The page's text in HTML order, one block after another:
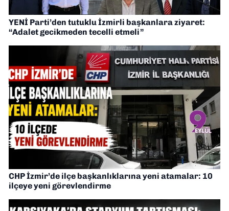
YENİ Parti’den tutuklu İzmirli başkanlara ziyaret:
“Adalet gecikmeden tecelli etmeli”
CHP İzmir’de ilçe başkanlıklarına yeni atamalar: 10
ilçeye yeni görevlendirme